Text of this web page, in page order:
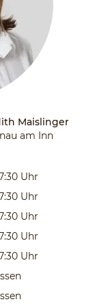
Maislinger
am Inn
Uhr
Uhr
Uhr
Uhr
Uhr